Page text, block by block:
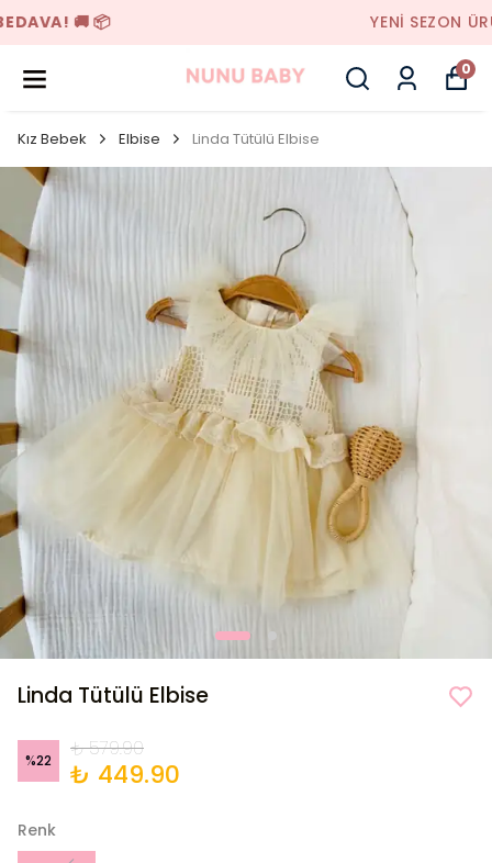
0
Kız Bebek Elbise Linda Tütülü Elbise
Linda Tütülü Elbise
%22 ₺ 579.90
₺ 449.90
Renk